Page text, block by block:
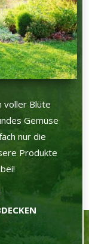
voller Blüte
Gemüse
nur die
Produkte